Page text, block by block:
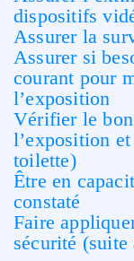
dispositifs
Assurer la
Assurer si
courant pour
l’exposition
Vérifier le
l’exposition
toilette)
Être en
constaté
Faire
sécurité